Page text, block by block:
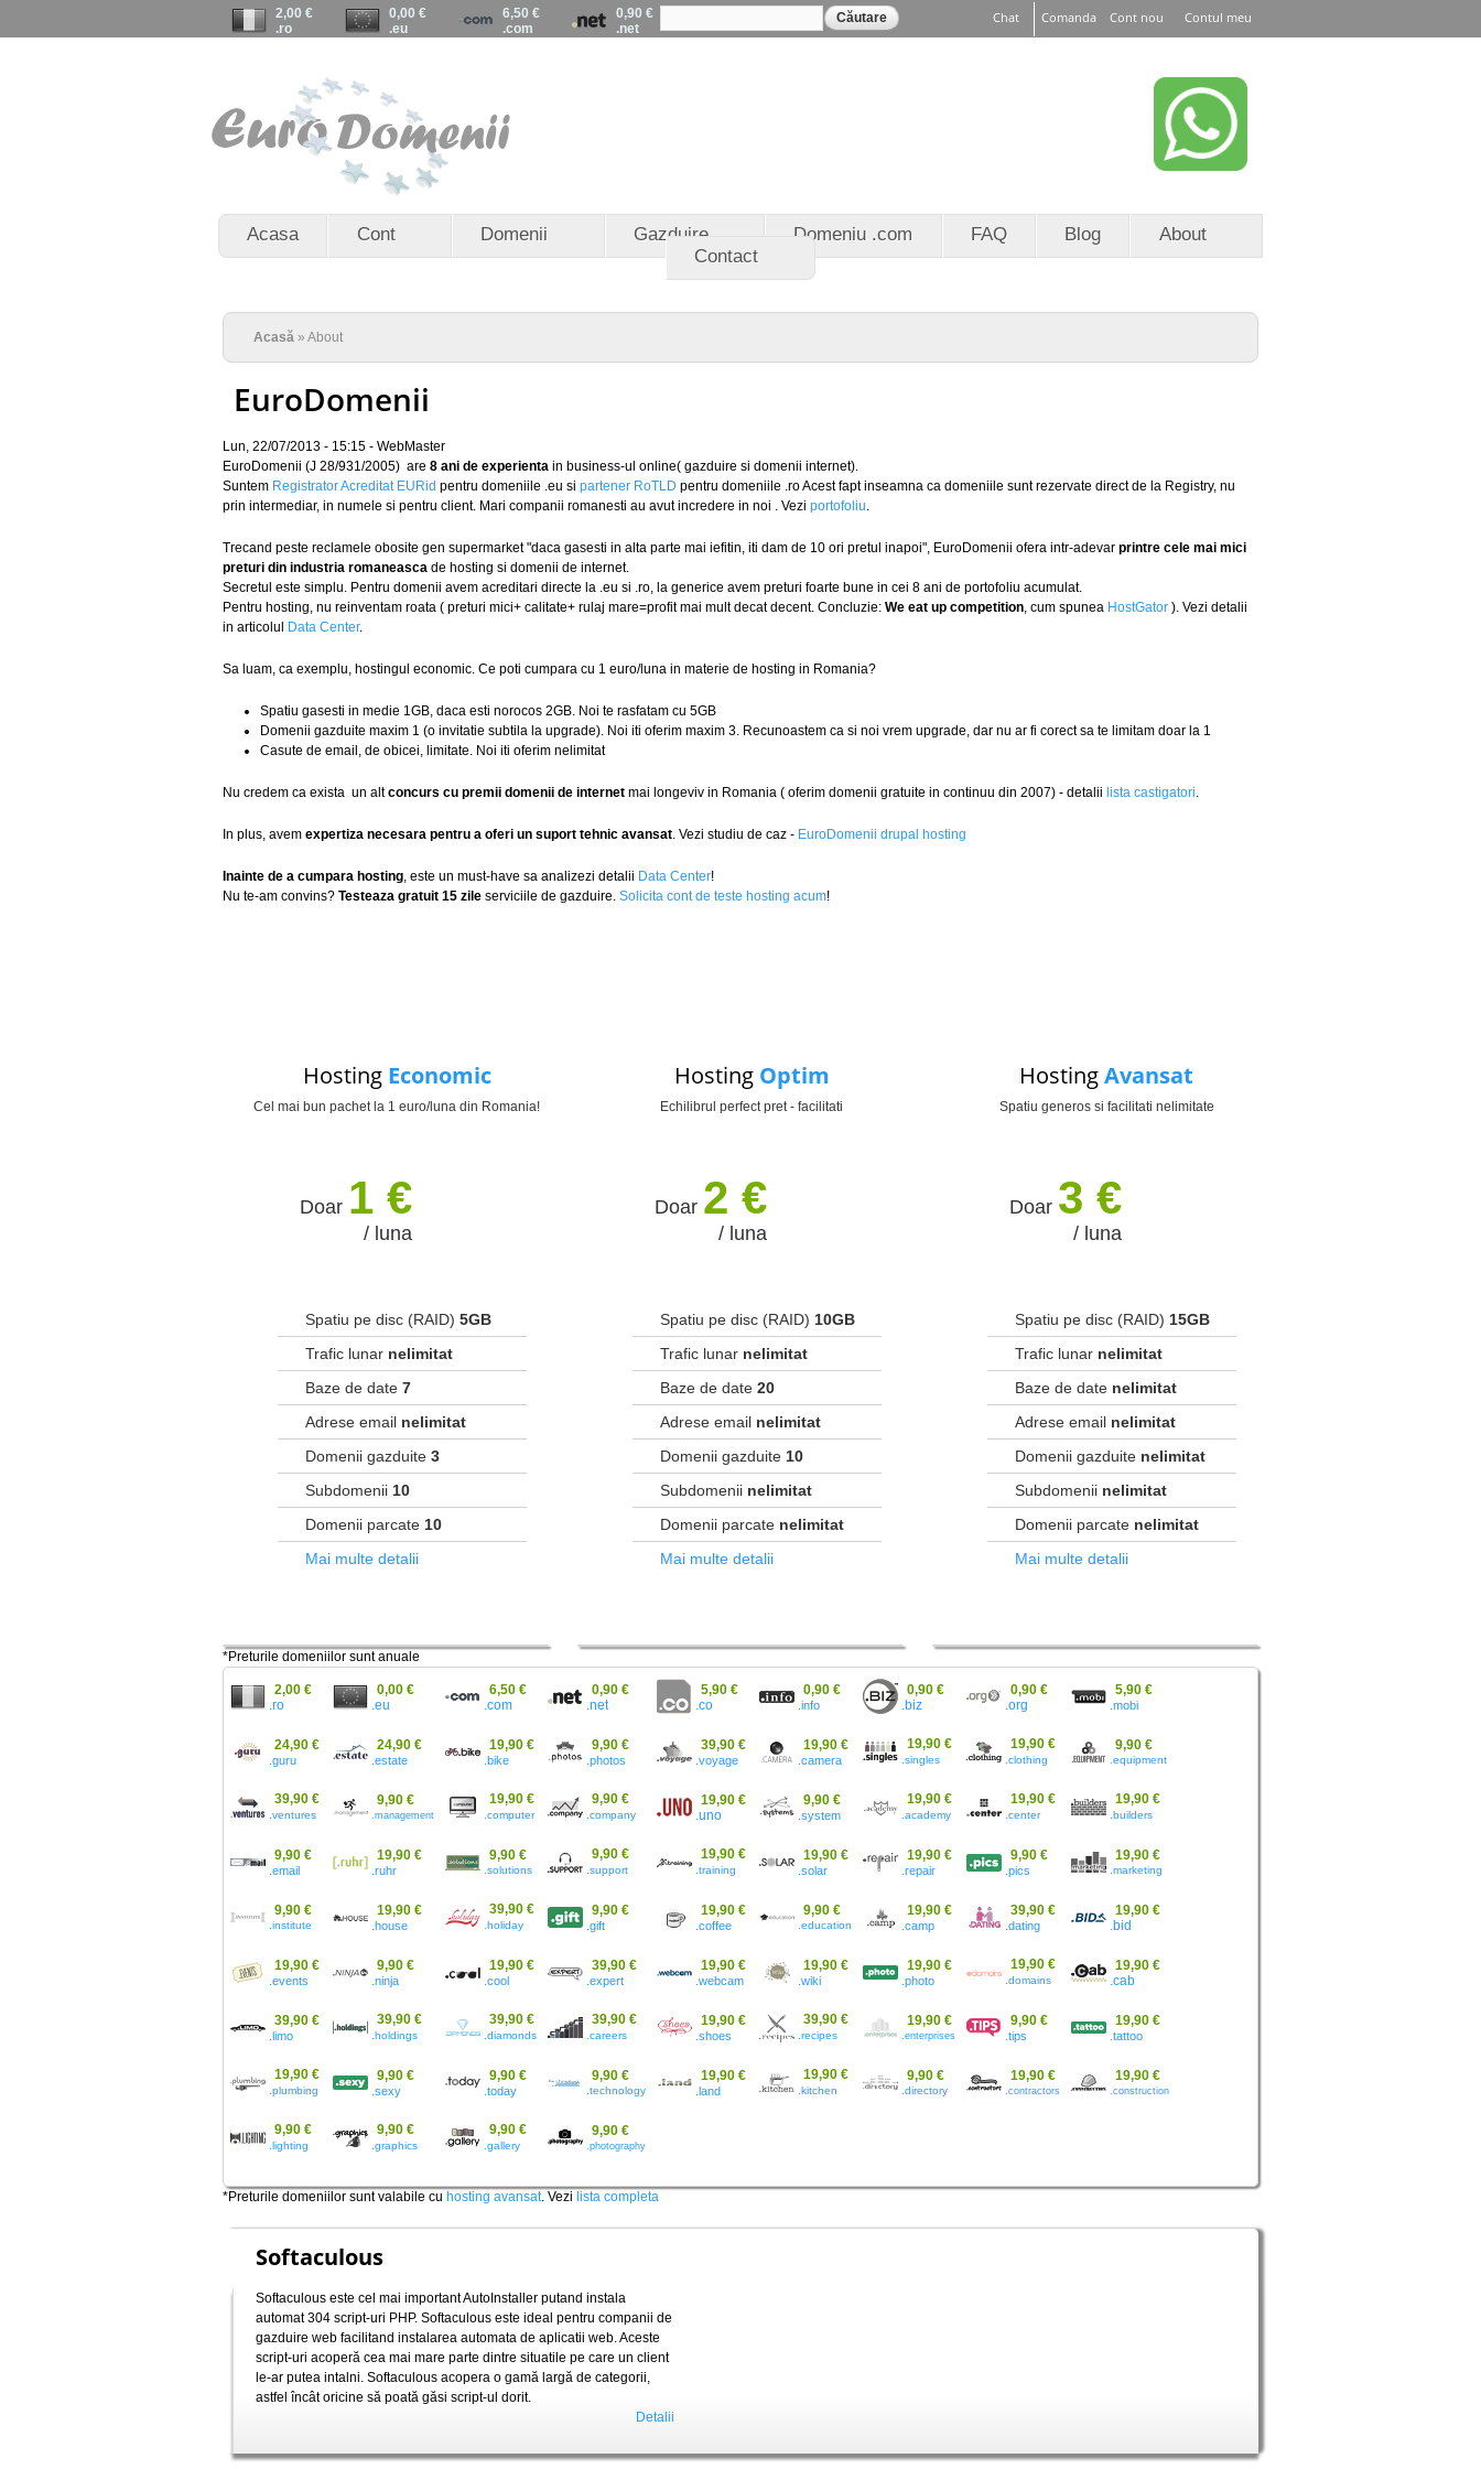
Mergi la
conţinutul
.ro
2,00 €
.eu
0,00 €
.com
6,50 €
.net
0,90 € Formular de
căutare Chat Comanda Cont nou Contul meu
Acasa Cont Domenii Gazduire Domeniu .com FAQ Blog
About
Contact
Acasă » About
EuroDomenii
Lun, 22/07/2013 - 15:15 - WebMaster
EuroDomenii (J 28/931/2005) are 8 ani de experienta in business-ul online( gazduire si domenii internet).
Suntem Registrator Acreditat EURid pentru domeniile .eu si partener RoTLD pentru domeniile .ro Acest fapt inseamna ca domeniile sunt rezervate direct de la Registry, nu
prin intermediar, in numele si pentru client. Mari companii romanesti au avut incredere in noi . Vezi portofoliu.
Trecand peste reclamele obosite gen supermarket "daca gasesti in alta parte mai iefitin, iti dam de 10 ori pretul inapoi", EuroDomenii ofera intr-adevar printre cele mai mici
preturi din industria romaneasca de hosting si domenii de internet.
Secretul este simplu. Pentru domenii avem acreditari directe la .eu si .ro, la generice avem preturi foarte bune in cei 8 ani de portofoliu acumulat.
Pentru hosting, nu reinventam roata ( preturi mici+ calitate+ rulaj mare=profit mai mult decat decent. Concluzie: We eat up competition, cum spunea HostGator ). Vezi detalii
in articolul
Data Center.
Sa luam, ca exemplu, hostingul economic. Ce poti cumpara cu 1 euro/luna in materie de hosting in Romania?
Spatiu gasesti in medie 1GB, daca esti norocos 2GB. Noi te rasfatam cu 5GB
Domenii gazduite maxim 1 (o invitatie subtila la upgrade). Noi iti oferim maxim 3. Recunoastem ca si noi vrem upgrade, dar nu ar fi corect sa te limitam doar la 1
Casute de email, de obicei, limitate. Noi iti oferim nelimitat
Nu credem ca exista un altconcurs cu premii domenii de internet mai longeviv in Romania ( oferim domenii gratuite in continuu din 2007) - detalii lista castigatori.
In plus, avem expertiza necesara pentru a oferi un suport tehnic avansat. Vezi studiu de caz - EuroDomenii drupal hosting
Inainte de a cumpara hosting, este un must-have sa analizezi detalii Data Center!
Nu te-am convins? Testeaza gratuit 15 zile serviciile de gazduire. Solicita cont de teste hosting acum!
Hosting Economic
Cel mai bun pachet la 1 euro/luna din Romania!
Doar 1 €
/ luna
Spatiu pe disc (RAID) 5GB
Trafic lunar nelimitat
Baze de date 7
Adrese email nelimitat
Domenii gazduite 3
Subdomenii 10
Domenii parcate 10
Mai multe detalii
Hosting Optim
Echilibrul perfect pret - facilitati
Doar 2 €
/ luna
Spatiu pe disc (RAID) 10GB
Trafic lunar nelimitat
Baze de date 20
Adrese email nelimitat
Domenii gazduite 10
Subdomenii nelimitat
Domenii parcate nelimitat
Mai multe detalii
HostingAvansat
Spatiu generos si facilitati nelimitate
Doar 3 €
/ luna
Spatiu pe disc (RAID) 15GB
Trafic lunar nelimitat
Baze de date nelimitat
Adrese email nelimitat
Domenii gazduite nelimitat
Subdomenii nelimitat
Domenii parcate nelimitat
Mai multe detalii
*Preturile domeniilor sunt anuale
.ro
2,00 €
.eu
0,00 €
.com
6,50 €
.net
0,90 €
.co
5,90 €
.info
0,90 €
.biz
0,90 €
.org
0,90 €
.mobi
5,90 €
.guru
24,90 €
.estate
24,90 €
.bike
19,90 €
.photos
9,90 €
.voyage
39,90 €
.camera
19,90 €
.singles
19,90 €
.clothing
19,90 €
.equipment
9,90 €
.ventures
39,90 €
.management
9,90 €
.computer
19,90 €
.company
9,90 €
.uno
19,90 €
.system
9,90 €
.academy
19,90 €
.center
19,90 €
.builders
19,90 €
.email
9,90 €
.ruhr
19,90 €
.solutions
9,90 €
.support
9,90 €
.training
19,90 €
.solar
19,90 €
.repair
19,90 €
.pics
9,90 €
.marketing
19,90 €
.institute
9,90 €
.house
19,90 €
.holiday
39,90 €
.gift
9,90 €
.coffee
19,90 €
.education
9,90 €
.camp
19,90 €
.dating
39,90 €
.bid
19,90 €
.events
19,90 €
.ninja
9,90 €
.cool
19,90 €
.expert
39,90 €
.webcam
19,90 €
.wiki
19,90 €
.photo
19,90 €
.domains
19,90 €
.cab
19,90 €
.limo
39,90 €
.holdings
39,90 €
.diamonds
39,90 €
.careers
39,90 €
.shoes
19,90 €
.recipes
39,90 €
.enterprises
19,90 €
.tips
9,90 €
.tattoo
19,90 €
.plumbing
19,90 €
.sexy
9,90 €
.today
9,90 €
.technology
9,90 €
.land
19,90 €
.kitchen
19,90 €
.directory
9,90 €
.contractors
19,90 €
.construction
19,90 €
.lighting
9,90 €
.graphics
9,90 €
.gallery
9,90 €
.photography
9,90 €
*Preturile domeniilor sunt valabile cu hosting avansat. Vezi lista completa
Softaculous
Softaculous este cel mai important AutoInstaller putand instala
automat 304 script-uri PHP. Softaculous este ideal pentru companii de
gazduire web facilitand instalarea automata de aplicatii web. Aceste
script-uri acoperă cea mai mare parte dintre situatile pe care un client
le-ar putea intalni. Softaculous acopera o gamă largă de categorii,
astfel încât oricine să poată găsi script-ul dorit.
Detalii